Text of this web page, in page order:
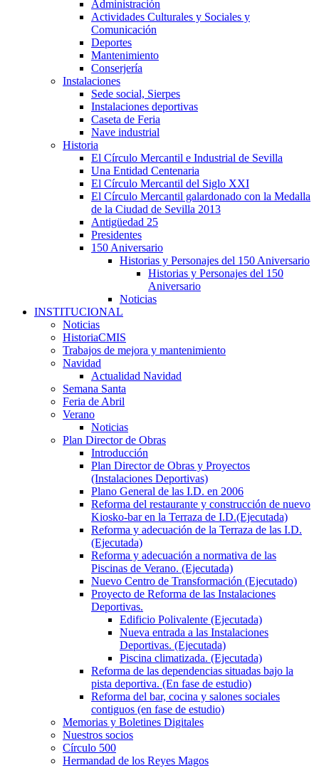
Administración
Actividades Culturales y Sociales y
Comunicación
Deportes
Mantenimiento
Conserjería
Instalaciones
Sede social, Sierpes
Instalaciones deportivas
Caseta de Feria
Nave industrial
Historia
El Círculo Mercantil e Industrial de Sevilla
Una Entidad Centenaria
El Círculo Mercantil del Siglo XXI
El Círculo Mercantil galardonado con la Medalla
de la Ciudad de Sevilla 2013
Antigüedad 25
Presidentes
150 Aniversario
Historias y Personajes del 150 Aniversario
Historias y Personajes del 150
Aniversario
Noticias
INSTITUCIONAL
Noticias
HistoriaCMIS
Trabajos de mejora y mantenimiento
Navidad
Actualidad Navidad
Semana Santa
Feria de Abril
Verano
Noticias
Plan Director de Obras
Introducción
Plan Director de Obras y Proyectos
(Instalaciones Deportivas)
Plano General de las I.D. en 2006
Reforma del restaurante y construcción de nuevo
Kiosko-bar en la Terraza de I.D.(Ejecutada)
Reforma y adecuación de la Terraza de las I.D.
(Ejecutada)
Reforma y adecuación a normativa de las
Piscinas de Verano. (Ejecutada)
Nuevo Centro de Transformación (Ejecutado)
Proyecto de Reforma de las Instalaciones
Deportivas.
Edificio Polivalente (Ejecutada)
Nueva entrada a las Instalaciones
Deportivas. (Ejecutada)
Piscina climatizada. (Ejecutada)
Reforma de las dependencias situadas bajo la
pista deportiva. (En fase de estudio)
Reforma del bar, cocina y salones sociales
contiguos (en fase de estudio)
Memorias y Boletines Digitales
Nuestros socios
Círculo 500
Hermandad de los Reyes Magos